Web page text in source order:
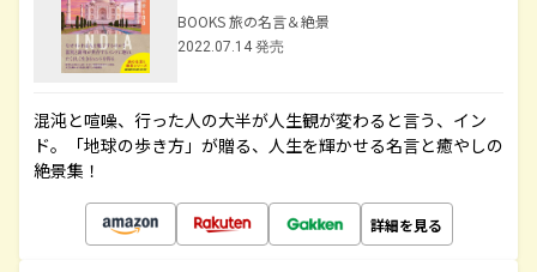
BOOKS 旅の名言＆絶景
2022.07.14 発売
混沌と喧噪、行った人の大半が人生観が変わると言う、イン
ド。「地球の歩き方」が贈る、人生を輝かせる名言と癒やしの
絶景集！
詳細を見る